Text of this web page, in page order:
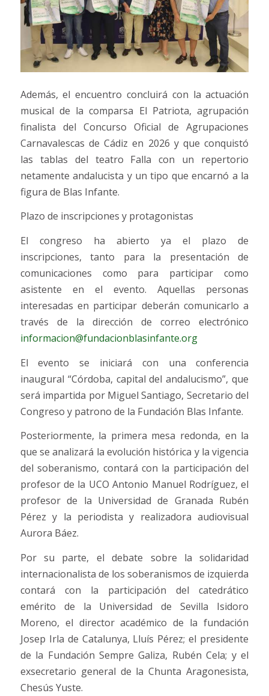
Además, el encuentro concluirá con la actuación
musical de la comparsa El Patriota, agrupación
finalista del Concurso Oficial de Agrupaciones
Carnavalescas de Cádiz en 2026 y que conquistó
las tablas del teatro Falla con un repertorio
netamente andalucista y un tipo que encarnó a la
figura de Blas Infante.
Plazo de inscripciones y protagonistas
El congreso ha abierto ya el plazo de
inscripciones, tanto para la presentación de
comunicaciones como para participar como
asistente en el evento. Aquellas personas
interesadas en participar deberán comunicarlo a
través de la dirección de correo electrónico
informacion@fundacionblasinfante.org
El evento se iniciará con una conferencia
inaugural “Córdoba, capital del andalucismo”, que
será impartida por Miguel Santiago, Secretario del
Congreso y patrono de la Fundación Blas Infante.
Posteriormente, la primera mesa redonda, en la
que se analizará la evolución histórica y la vigencia
del soberanismo, contará con la participación del
profesor de la UCO Antonio Manuel Rodríguez, el
profesor de la Universidad de Granada Rubén
Pérez y la periodista y realizadora audiovisual
Aurora Báez.
Por su parte, el debate sobre la solidaridad
internacionalista de los soberanismos de izquierda
contará con la participación del catedrático
emérito de la Universidad de Sevilla Isidoro
Moreno, el director académico de la fundación
Josep Irla de Catalunya, Lluís Pérez; el presidente
de la Fundación Sempre Galiza, Rubén Cela; y el
exsecretario general de la Chunta Aragonesista,
Chesús Yuste.